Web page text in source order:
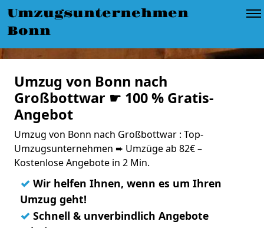
Umzugsunternehmen
Bonn
Umzug von Bonn nach
Großbottwar ☛ 100 % Gratis-
Angebot
Umzug von Bonn nach Großbottwar : Top-
Umzugsunternehmen ➨ Umzüge ab 82€ –
Kostenlose Angebote in 2 Min.
✓ Wir helfen Ihnen, wenn es um Ihren
Umzug geht!
✓ Schnell & unverbindlich Angebote